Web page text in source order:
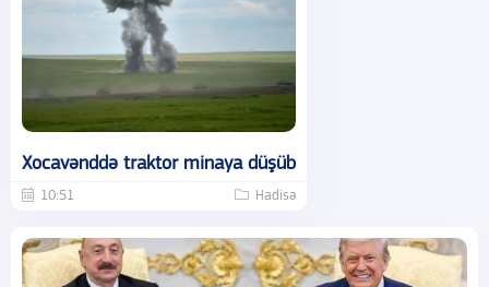
Xocavənddə traktor minaya düşüb
10:51 Hadisə